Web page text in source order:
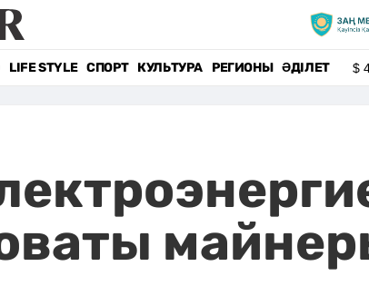
LIFE STYLE СПОРТ КУЛЬТУРА РЕГИОНЫ ӘДІЛЕТ $